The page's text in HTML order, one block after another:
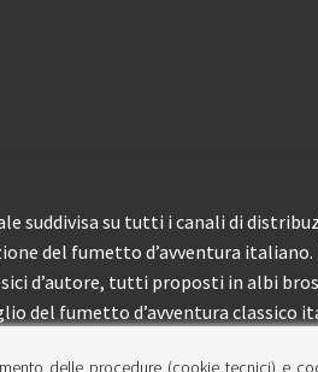
su tutti i canali di
del fumetto d’avventura
d’autore, tutti proposti in albi
del fumetto d’avventura classico
delle procedure (cookie tecnici) e